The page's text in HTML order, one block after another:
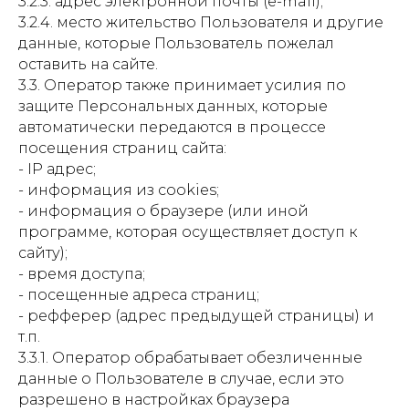
3.2.4. место жительство Пользователя и другие
данные, которые Пользователь пожелал
оставить на сайте.
3.3. Оператор также принимает усилия по
защите Персональных данных, которые
автоматически передаются в процессе
посещения страниц сайта:
- IP адрес;
- информация из cookies;
- информация о браузере (или иной
программе, которая осуществляет доступ к
сайту);
- время доступа;
- посещенные адреса страниц;
- рефферер (адрес предыдущей страницы) и
т.п.
3.3.1. Оператор обрабатывает обезличенные
данные о Пользователе в случае, если это
разрешено в настройках браузера